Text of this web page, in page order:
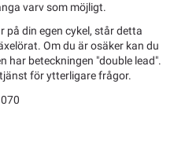
varv som möjligt.
på din egen cykel, står detta
Om du är osäker kan du
har beteckningen "double lead".
för ytterligare frågor.